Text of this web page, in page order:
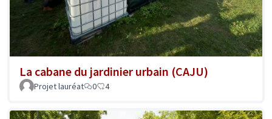
La cabane du jardinier urbain (CAJU)
Projet lauréat 0 4